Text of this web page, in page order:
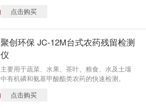
点击购买
聚创环保 JC-12M台式农药残留检测
仪
主要用于蔬菜、水果、茶叶、粮食、水及土壤
中有机磷和氨基甲酸酯类农药的快速检测。
点击购买